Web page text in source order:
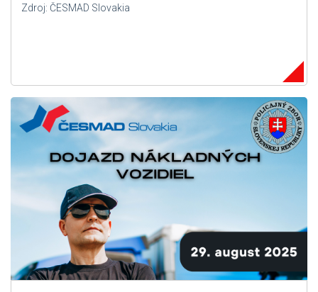
Zdroj: ČESMAD Slovakia